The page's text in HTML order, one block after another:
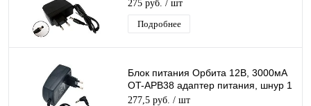
275 руб. / шт
Подробнее
Блок питания Орбита 12В, 3000мА
OT-APB38 адаптер питания, шнур 1
м, штекер 3,5*1,35 мм
277,5 руб. / шт